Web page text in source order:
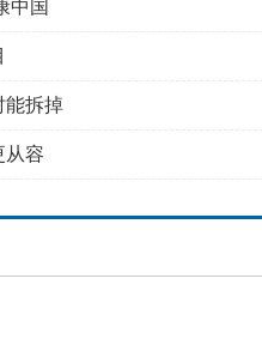
中国
能拆掉
从容